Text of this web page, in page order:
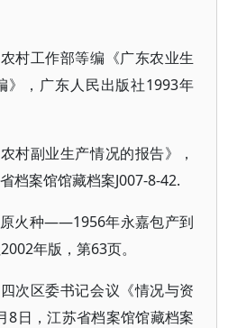
村工作部等编《广东农业生
》，广东人民出版社1993年
村副业生产情况的报告》，
档案馆馆藏档案J007-8-42.
火种——1956年永嘉包产到
年版，第63页。
次区委书记会议《情况与资
8日，江苏省档案馆馆藏档案